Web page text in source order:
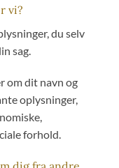
vi?
du selv
sag.
om dit navn og
oplysninger,
forhold.